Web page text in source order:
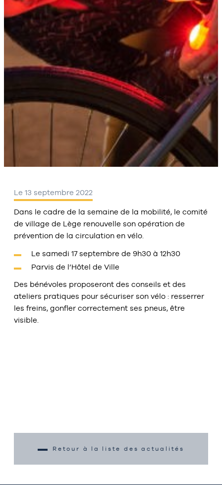
Le 13 septembre 2022
Dans le cadre de la semaine de la mobilité, le comité
de village de Lège renouvelle son opération de
prévention de la circulation en vélo.
Le samedi 17 septembre de 9h30 à 12h30
Parvis de l’Hôtel de Ville
Des bénévoles proposeront des conseils et des
ateliers pratiques pour sécuriser son vélo : resserrer
les freins, gonfler correctement ses pneus, être
visible.
Retour à la liste des actualités